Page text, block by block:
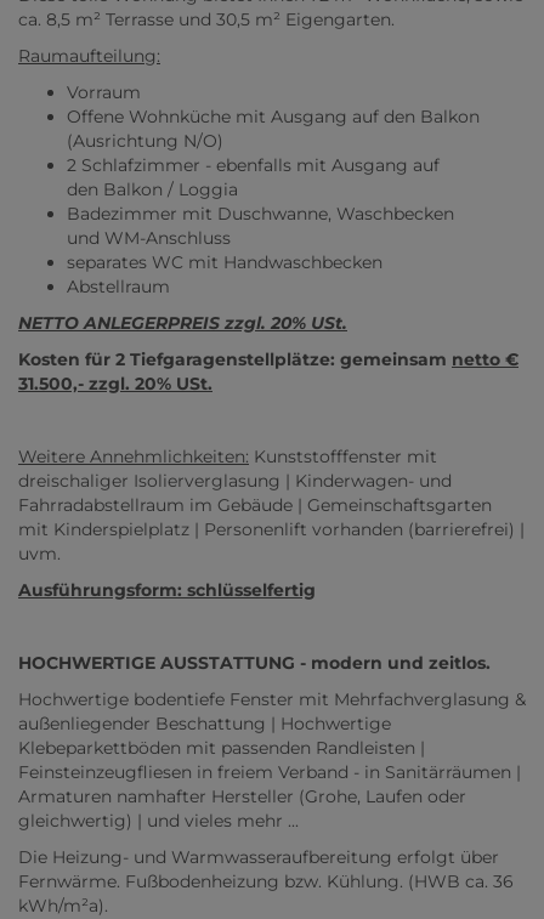
ca. 8,5 m² Terrasse und 30,5 m² Eigengarten.
Raumaufteilung:
Vorraum
Offene Wohnküche mit Ausgang auf den Balkon
(Ausrichtung N/O)
2 Schlafzimmer - ebenfalls mit Ausgang auf
den Balkon / Loggia
Badezimmer mit Duschwanne, Waschbecken
und WM-Anschluss
separates WC mit Handwaschbecken
Abstellraum
NETTO ANLEGERPREIS zzgl. 20% USt.
Kosten für 2 Tiefgaragenstellplätze: gemeinsam netto €
31.500,- zzgl. 20% USt.
Weitere Annehmlichkeiten: Kunststofffenster mit
dreischaliger Isolierverglasung | Kinderwagen- und
Fahrradabstellraum im Gebäude | Gemeinschaftsgarten
mit Kinderspielplatz | Personenlift vorhanden (barrierefrei) |
uvm.
Ausführungsform: schlüsselfertig
HOCHWERTIGE AUSSTATTUNG - modern und zeitlos.
Hochwertige bodentiefe Fenster mit Mehrfachverglasung &
außenliegender Beschattung | Hochwertige
Klebeparkettböden mit passenden Randleisten |
Feinsteinzeugfliesen in freiem Verband - in Sanitärräumen |
Armaturen namhafter Hersteller (Grohe, Laufen oder
gleichwertig) | und vieles mehr ...
Die Heizung- und Warmwasseraufbereitung erfolgt über
Fernwärme. Fußbodenheizung bzw. Kühlung. (HWB ca. 36
kWh/m²a).